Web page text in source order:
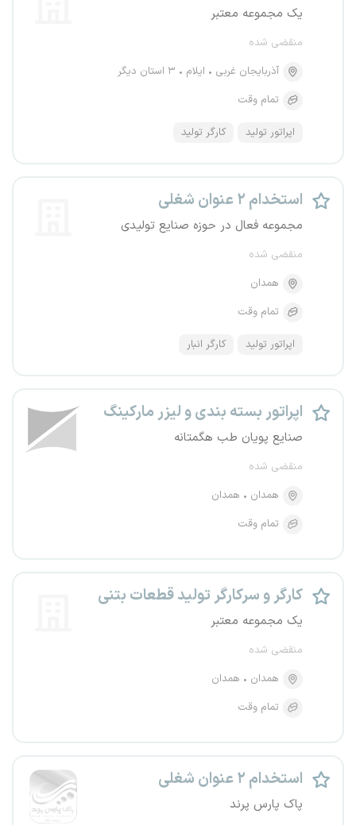
یک مجموعه معتبر
منقضی شده
آذربایجان غربی
ایلام
۳ استان دیگر
تمام وقت
اپراتور تولید کارگر تولید
استخدام ۲ عنوان شغلی
مجموعه فعال در حوزه صنایع تولیدی
منقضی شده
همدان
تمام وقت
اپراتور تولید کارگر انبار
اپراتور بسته بندی و لیزر مارکینگ
صنایع پویان طب هگمتانه
منقضی شده
همدان
همدان
تمام وقت
کارگر و سرکارگر تولید قطعات بتنی
یک مجموعه معتبر
منقضی شده
همدان
همدان
تمام وقت
استخدام ۲ عنوان شغلی
پاک پارس پرند